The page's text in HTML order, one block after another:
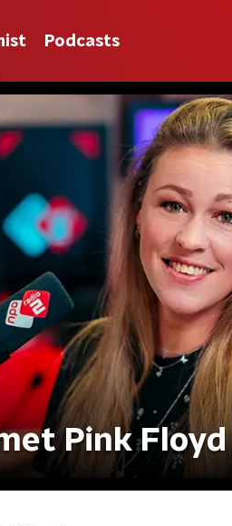
Podcasts
Pink Floyd